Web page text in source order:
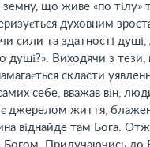
що живе «по тілу»
духовним
сили та здатності
душі?». Виходячи з
скласти
себе, вважав він,
є джерелом життя,
віднайде там Бога.